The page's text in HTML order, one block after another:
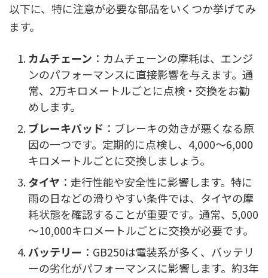
以下に、特に注意が必要な部品をいくつか挙げてみ
ます。
カムチェーン ：カムチェーンの摩耗は、エンジ
ンのパフォーマンスに直接影響を与えます。通
常、2万キロメートルごとに点検・交換をお勧
めします。
ブレーキパッド ：ブレーキの効きが悪くなる原
因の一つです。定期的に点検し、4,000～6,000
キロメートルごとに交換しましょう。
タイヤ ：走行性能や安全性に影響します。特に
雨の日などの滑りやすい条件では、タイヤの摩
耗状態を確認することが重要です。通常、5,000
～10,000キロメートルごとに交換が必要です。
バッテリー ：GB250は電装系が多く、バッテリ
ーの劣化がパフォーマンスに影響します。約3年